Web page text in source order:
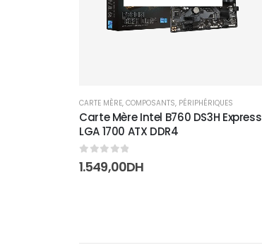
CARTE MÈRE, COMPOSANTS, PÉRIPHÉRIQUES
Carte Mère Intel B760 DS3H Express
LGA 1700 ATX DDR4
0 sur 5
1.549,00DH